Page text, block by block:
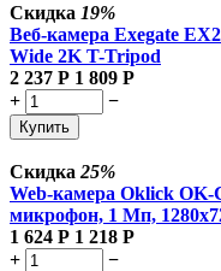
Скидка 19%
Веб-камера Exegate
Wide 2K T-Tripod
2 237 Р 1 809 Р
+
−
Купить
Скидка 25%
Web-камера Oklick
микрофон, 1 Мп,
1 624 Р 1 218 Р
+
−